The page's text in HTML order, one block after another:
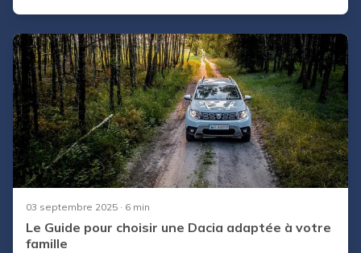
pourquoi la Dacia Sandero Stepway ECO-G 120 est
devenue une référence incontournable du marché
automobile.
03 septembre 2025 · 6 min
Le Guide pour choisir une Dacia adaptée à votre
famille